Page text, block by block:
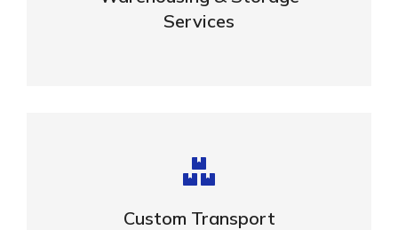
Services
Custom Transport
Complex logistic solutions for your